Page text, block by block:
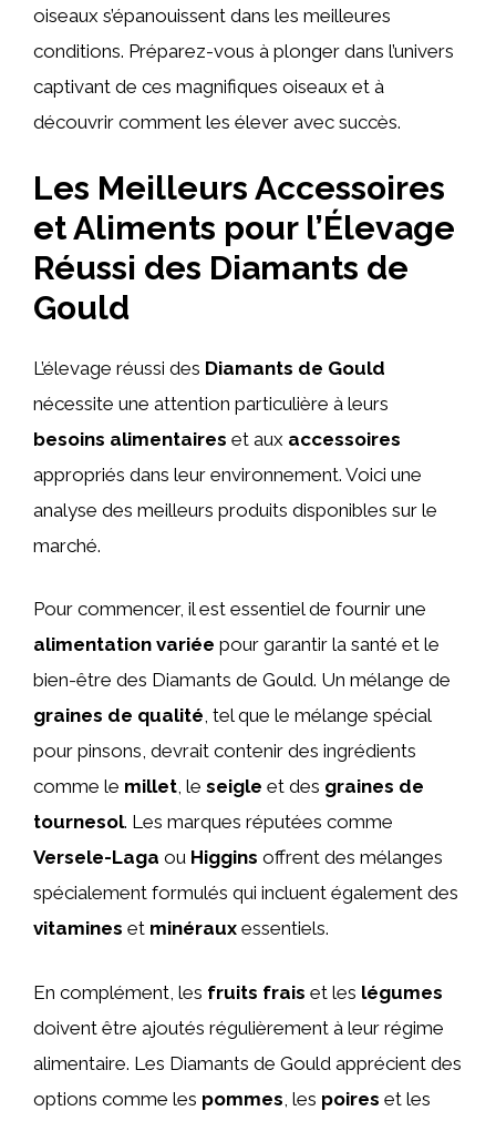
oiseaux s’épanouissent dans les meilleures
conditions. Préparez-vous à plonger dans l’univers
captivant de ces magnifiques oiseaux et à
découvrir comment les élever avec succès.
Les Meilleurs Accessoires
et Aliments pour l’Élevage
Réussi des Diamants de
Gould
L’élevage réussi des Diamants de Gould
nécessite une attention particulière à leurs
besoins alimentaires et aux accessoires
appropriés dans leur environnement. Voici une
analyse des meilleurs produits disponibles sur le
marché.
Pour commencer, il est essentiel de fournir une
alimentation variée pour garantir la santé et le
bien-être des Diamants de Gould. Un mélange de
graines de qualité, tel que le mélange spécial
pour pinsons, devrait contenir des ingrédients
comme le millet, le seigle et des graines de
tournesol. Les marques réputées comme
Versele-Laga ou Higgins offrent des mélanges
spécialement formulés qui incluent également des
vitamines et minéraux essentiels.
En complément, les fruits frais et les légumes
doivent être ajoutés régulièrement à leur régime
alimentaire. Les Diamants de Gould apprécient des
options comme les pommes , les poires et les